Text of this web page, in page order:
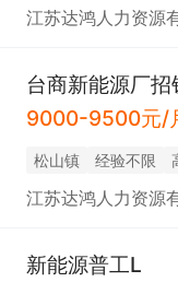
江苏达鸿人力资源
台商新能源厂招
9000-9500元/
松山镇 经验不限
江苏达鸿人力资源
新能源普工L